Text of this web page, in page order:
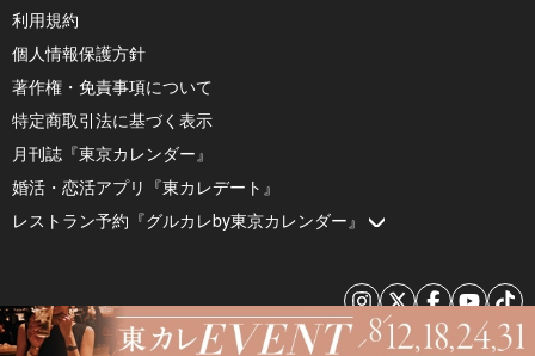
利用規約
個人情報保護方針
著作権・免責事項について
特定商取引法に基づく表示
月刊誌『東京カレンダー』
婚活・恋活アプリ『東カレデート』
レストラン予約『グルカレby東京カレンダー』
© 2026 by Tokyo Calendar, Inc.